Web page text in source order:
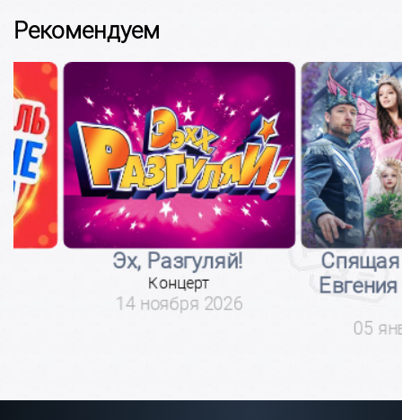
Рекомендуем
Эх, Разгуляй!
Концерт
14 ноября 2026
Спящая
Евгения
05 января